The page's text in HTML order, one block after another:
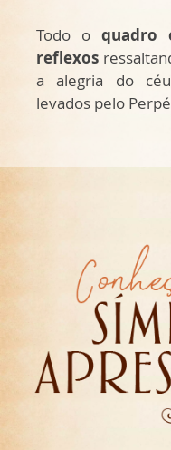
Todo o quadro
reflexos
a alegria do
levados pelo